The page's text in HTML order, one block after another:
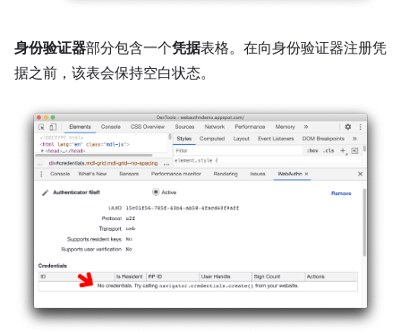
身份验证器部分包含一个凭据表格。在向身份验证器注册凭
据之前，该表会保持空白状态。